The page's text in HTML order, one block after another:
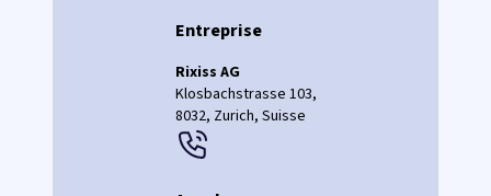
Entreprise
Rixiss AG
Klosbachstrasse 103,
8032, Zurich, Suisse